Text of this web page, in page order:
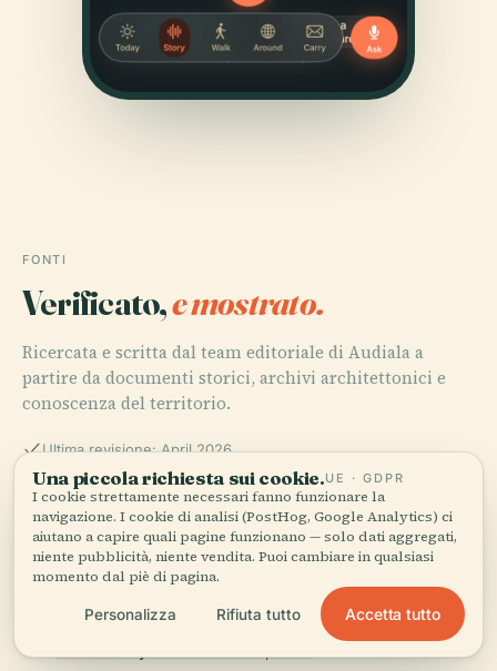
FONTI
Verificato,e mostrato.
Ricercata e scritta dal team editoriale di Audiala a
partire da documenti storici, archivi architettonici e
conoscenza del territorio.
Ultima revisione: April 2026
Pierre Laporte Bridge: History, Engineering, and Visitor
Guide to Québec City's Iconic Landmark, 2025
Pierre Laporte Bridge: Visiting Hours, Tickets, and
Una piccola richiesta sui cookie.UE · GDPR
I cookie strettamente necessari fanno funzionare la
navigazione. I cookie di analisi (PostHog, Google Analytics) ci
aiutano a capire quali pagine funzionano — solo dati aggregati,
niente pubblicità, niente vendita. Puoi cambiare in qualsiasi
momento dal piè di pagina.
Personalizza Rifiuta tutto Accetta tutto